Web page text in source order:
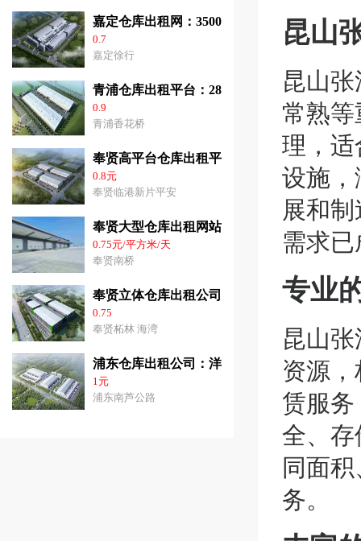
嘉定仓库出租网：35000平方米高标仓库出租
0.7
嘉定徐行
青浦仓库出租平台：28000平方米高平台仓库
0.9
青浦香花桥
奉贤高平台仓库出租平台：2千平方米-6.3万平
0.8元
奉贤临港新片平安
奉贤大型仓库出租网站：3千-2.8平方米高10.5
0.75元/平方米/天
奉贤南桥
奉贤立体仓库出租公司：3千平-3.6万平方价格
0.75
奉贤柘林 海湾
浦东仓库出租公司：洋山港31000平方米高10
1元
浦东南芦公路
昆山
昆山
常熟
理，
设施
展和
需求
专业
昆山
资源
赁服
全、
同面
务。